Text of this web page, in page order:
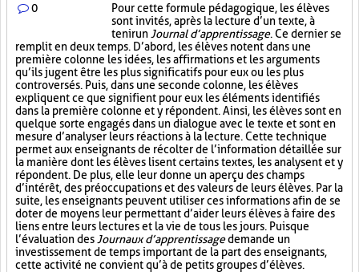
0
Pour cette formule pédagogique, les élèves
sont invités, après la lecture d’un texte, à
tenir un Journal d’apprentissage. Ce dernier se
remplit en deux temps. D’abord, les élèves notent dans une
première colonne les idées, les affirmations et les arguments
qu’ils jugent être les plus significatifs pour eux ou les plus
controversés. Puis, dans une seconde colonne, les élèves
expliquent ce que signifient pour eux les éléments identifiés
dans la première colonne et y répondent. Ainsi, les élèves sont en
quelque sorte engagés dans un dialogue avec le texte et sont en
mesure d’analyser leurs réactions à la lecture. Cette technique
permet aux enseignants de récolter de l’information détaillée sur
la manière dont les élèves lisent certains textes, les analysent et y
répondent. De plus, elle leur donne un aperçu des champs
d’intérêt, des préoccupations et des valeurs de leurs élèves. Par la
suite, les enseignants peuvent utiliser ces informations afin de se
doter de moyens leur permettant d’aider leurs élèves à faire des
liens entre leurs lectures et la vie de tous les jours. Puisque
l’évaluation des Journaux d’apprentissagedemande un
investissement de temps important de la part des enseignants,
cette activité ne convient qu’à de petits groupes d’élèves.